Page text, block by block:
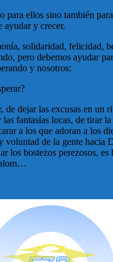
para ellos sino también
ayudar y crecer.
solidaridad, felicidad,
pero debemos ayudar
y nosotros:
de dejar las excusas en un
fantasías locas, de tirar
a los que adoran a los
voluntad de la gente hacia
los bostezos perezosos, es